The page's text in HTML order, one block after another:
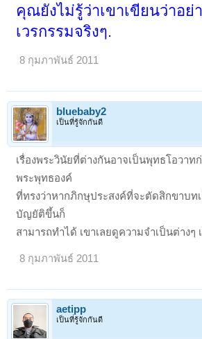
คุณยังไม่รู้ว่าเขาเขียนว่าอย่
เวรกรรมจริงๆ.
8 กุมภาพันธ์ 2011
bluebaby2
เป็นที่รู้จักกันดี
เรื่องพระวินัยที่ต่างกันอาจเป็นพุทธโอวา
พระพุทธองค์
ที่ทรงว่าหากภิกษุประสงค์ที่จะตัดสิกขาบท
บัญยัติขึ้นก็
สามารถทำได้ เขาเลยดูความจำเป็นต่างๆ
8 กุมภาพันธ์ 2011
aetipp
เป็นที่รู้จักกันดี